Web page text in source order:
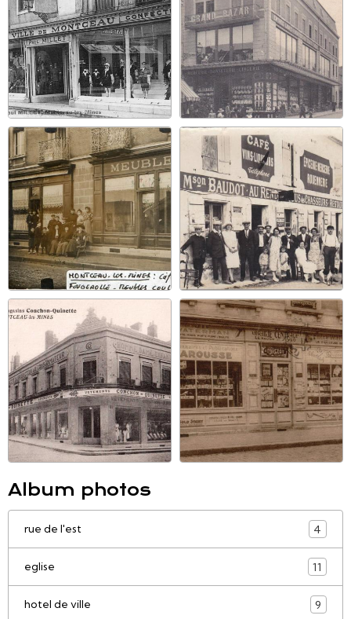
Album photos
rue de l'est 4
eglise 11
hotel de ville 9